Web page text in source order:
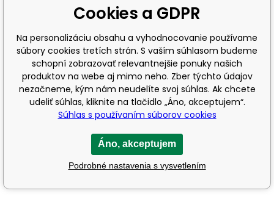
Cookies a GDPR
Na personalizáciu obsahu a vyhodnocovanie používame
súbory cookies tretích strán. S vaším súhlasom budeme
schopní zobrazovať relevantnejšie ponuky našich
produktov na webe aj mimo neho. Zber týchto údajov
nezačneme, kým nám neudelíte svoj súhlas. Ak chcete
udeliť súhlas, kliknite na tlačidlo „Áno, akceptujem“.
Súhlas s používaním súborov cookies
Áno, akceptujem
Podrobné nastavenia s vysvetlením